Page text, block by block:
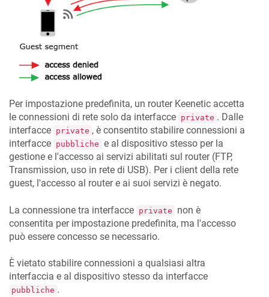
Per impostazione predefinita, un router Keenetic accetta
le connessioni di rete solo da interfacce private . Dalle
interfacce private , è consentito stabilire connessioni a
interfacce pubbliche e al dispositivo stesso per la
gestione e l'accesso ai servizi abilitati sul router (FTP,
Transmission, uso in rete di USB). Per i client della rete
guest, l'accesso al router e ai suoi servizi è negato.
La connessione tra interfacce private
non è
consentita per impostazione predefinita, ma l'accesso
può essere concesso se necessario.
È vietato stabilire connessioni a qualsiasi altra
interfaccia e al dispositivo stesso da interfacce
pubbliche .